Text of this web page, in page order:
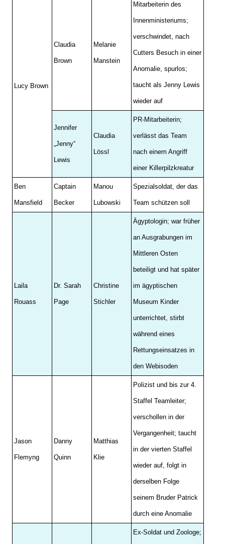
Lucy Brown
Claudia
Brown
Melanie
Manstein
Mitarbeiterin des
Innenministeriums;
verschwindet, nach
Cutters Besuch in einer
Anomalie, spurlos;
taucht als Jenny Lewis
wieder auf
Jennifer
„Jenny“
Lewis
Claudia
Lössl
PR-Mitarbeiterin;
verlässt das Team
nach einem Angriff
einer Killerpilzkreatur
Ben
Mansfield
Captain
Becker
Manou
Lubowski
Spezialsoldat, der das
Team schützen soll
Laila
Rouass
Dr. Sarah
Page
Christine
Stichler
Ägyptologin; war früher
an Ausgrabungen im
Mittleren Osten
beteiligt und hat später
im ägyptischen
Museum Kinder
unterrichtet, stirbt
während eines
Rettungseinsatzes in
den Webisoden
Jason
Flemyng
Danny
Quinn
Matthias
Klie
Polizist und bis zur 4.
Staffel Teamleiter;
verschollen in der
Vergangenheit; taucht
in der vierten Staffel
wieder auf, folgt in
derselben Folge
seinem Bruder Patrick
durch eine Anomalie
Ex-Soldat und Zoologe;